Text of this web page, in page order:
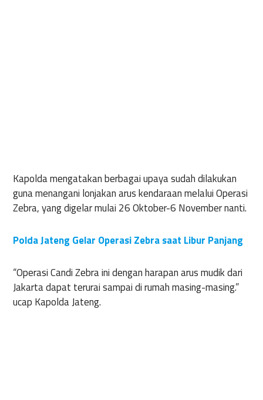
Kapolda mengatakan berbagai upaya sudah dilakukan
guna menangani lonjakan arus kendaraan melalui Operasi
Zebra, yang digelar mulai 26 Oktober-6 November nanti.
Polda Jateng Gelar Operasi Zebra saat Libur Panjang
“Operasi Candi Zebra ini dengan harapan arus mudik dari
Jakarta dapat terurai sampai di rumah masing-masing.”
ucap Kapolda Jateng.